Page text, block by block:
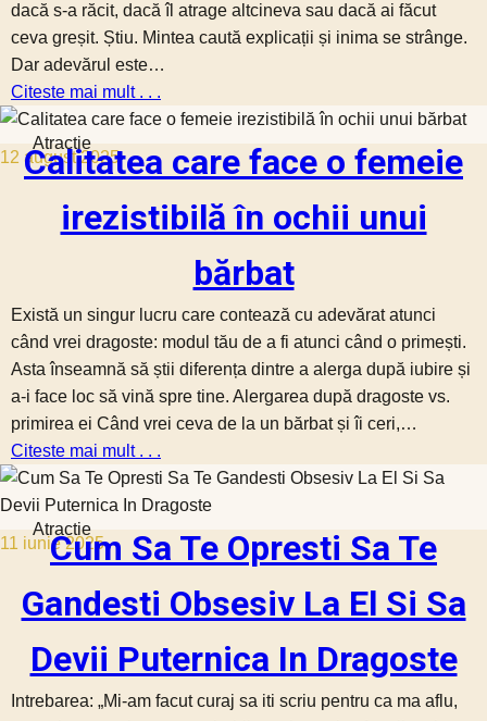
dacă s-a răcit, dacă îl atrage altcineva sau dacă ai făcut
ceva greșit. Știu. Mintea caută explicații și inima se strânge.
Dar adevărul este…
Citeste mai mult . . .
12 august 2025
Atractie
Calitatea care face o femeie
irezistibilă în ochii unui
bărbat
Există un singur lucru care contează cu adevărat atunci
când vrei dragoste: modul tău de a fi atunci când o primești.
Asta înseamnă să știi diferența dintre a alerga după iubire și
a-i face loc să vină spre tine. Alergarea după dragoste vs.
primirea ei Când vrei ceva de la un bărbat și îi ceri,…
Citeste mai mult . . .
11 iunie 2025
Atractie
Cum Sa Te Opresti Sa Te
Gandesti Obsesiv La El Si Sa
Devii Puternica In Dragoste
Intrebarea: „Mi-am facut curaj sa iti scriu pentru ca ma aflu,